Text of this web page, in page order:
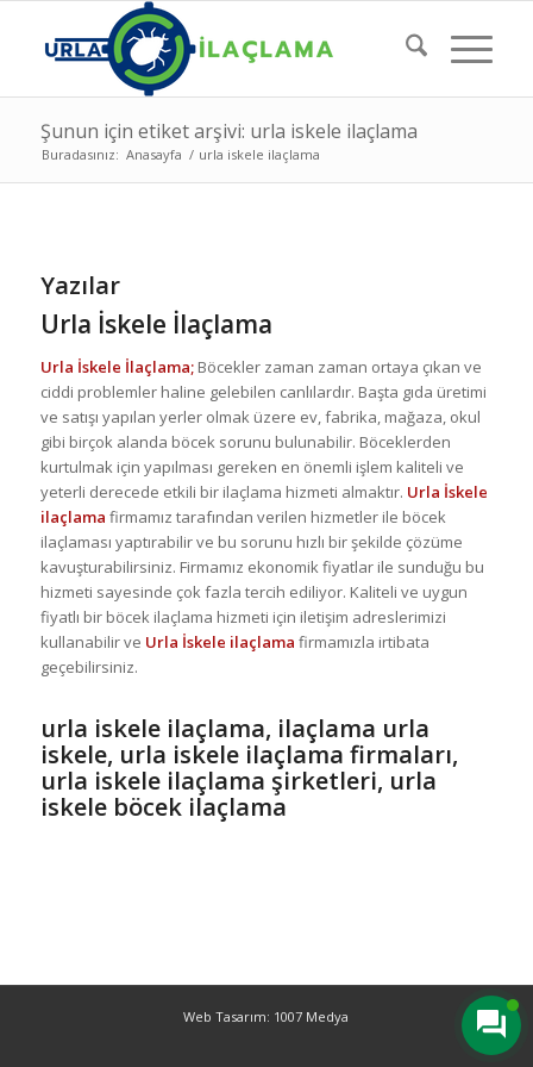
Şunun için etiket arşivi: urla iskele ilaçlama
Buradasınız: Anasayfa / urla iskele ilaçlama
Yazılar
Urla İskele İlaçlama
Urla İskele İlaçlama; Böcekler zaman zaman ortaya çıkan ve
ciddi problemler haline gelebilen canlılardır. Başta gıda üretimi
ve satışı yapılan yerler olmak üzere ev, fabrika, mağaza, okul
gibi birçok alanda böcek sorunu bulunabilir. Böceklerden
kurtulmak için yapılması gereken en önemli işlem kaliteli ve
yeterli derecede etkili bir ilaçlama hizmeti almaktır. Urla İskele
ilaçlama firmamız tarafından verilen hizmetler ile böcek
ilaçlaması yaptırabilir ve bu sorunu hızlı bir şekilde çözüme
kavuşturabilirsiniz. Firmamız ekonomik fiyatlar ile sunduğu bu
hizmeti sayesinde çok fazla tercih ediliyor. Kaliteli ve uygun
fiyatlı bir böcek ilaçlama hizmeti için iletişim adreslerimizi
kullanabilir ve Urla İskele ilaçlama firmamızla irtibata
geçebilirsiniz.
urla iskele ilaçlama, ilaçlama urla
iskele, urla iskele ilaçlama firmaları,
urla iskele ilaçlama şirketleri, urla
iskele böcek ilaçlama
Web Tasarım: 1007 Medya